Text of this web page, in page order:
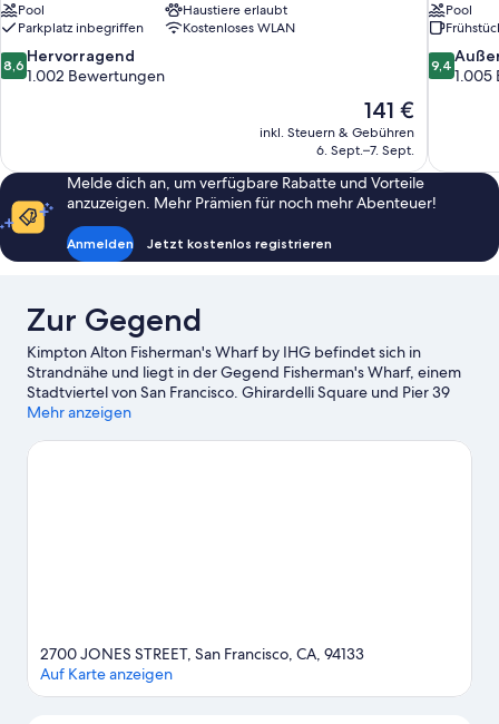
Pool
Haustiere erlaubt
Parkplatz inbegriffen
Kostenloses WLAN
8.6
von
Bewertungen
8,6 Hervorragend
1.002 Bewertungen
Der
Preis
beträgt
141 €
inkl. Steuern & Gebühren
6. Sept.–7. Sept.
Pool
9.4
von
9,4
1.005
Melde dich an, um verfügbare Rabatte und Vorteile
anzuzeigen. Mehr Prämien für noch mehr Abenteuer!
Anmelden Jetzt kostenlos registrieren
Zur Gegend
Kimpton Alton Fisherman's Wharf by IHG befindet sich in
Strandnähe und liegt in der Gegend Fisherman's Wharf, einem
Stadtviertel von San Francisco. Ghirardelli Square und Pier 39
sind einen Ausflug wert, wenn du Lust auf Shoppen hast. Wer
Folgendes besuchen: San Francisco Maritime National Historical
Mehr anzeigen
2700 JONES STREET, San Francisco, CA, 94133
Auf Karte anzeigen